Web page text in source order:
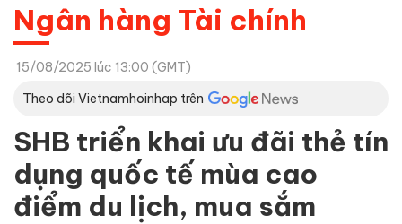
Ngân hàng Tài chính
15/08/2025 lúc 13:00 (GMT)
Theo dõi Vietnamhoinhap trên
SHB triển khai ưu đãi thẻ tín
dụng quốc tế mùa cao
điểm du lịch, mua sắm